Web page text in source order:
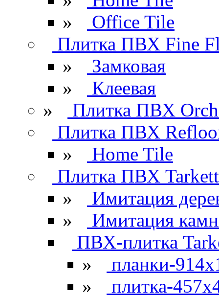
»
Office Tile
Плитка ПВХ Fine
»
Замковая
»
Клеевая
»
Плитка ПВХ
Плитка ПВХ
»
Home Tile
Плитка ПВХ Tarkett
»
Имитация
»
Имитация
ПВХ-плитка
»
планки-
»
плитка-